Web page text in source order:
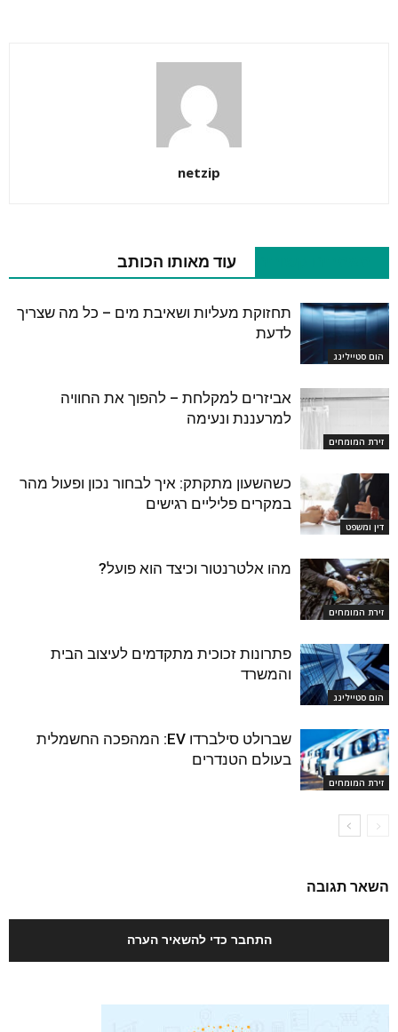
netzip
עוד מאותו הכותב
הום סטיילינג
תחזוקת מעליות ושאיבת מים – כל מה שצריך
לדעת
זירת המומחים
אביזרים למקלחת – להפוך את החוויה
למרעננת ונעימה
דין ומשפט
כשהשעון מתקתק: איך לבחור נכון ופעול מהר
במקרים פליליים רגישים
זירת המומחים
מהו אלטרנטור וכיצד הוא פועל?
הום סטיילינג
פתרונות זכוכית מתקדמים לעיצוב הבית
והמשרד
זירת המומחים
שברולט סילברדו EV: המהפכה החשמלית
בעולם הטנדרים
השאר תגובה
התחבר כדי להשאיר הערה